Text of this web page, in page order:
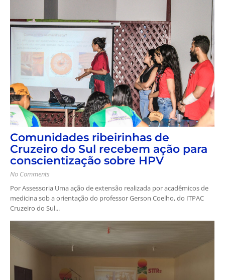
Comunidades ribeirinhas de
Cruzeiro do Sul recebem ação para
conscientização sobre HPV
No Comments
Por Assessoria Uma ação de extensão realizada por acadêmicos de
medicina sob a orientação do professor Gerson Coelho, do ITPAC
Cruzeiro do Sul...